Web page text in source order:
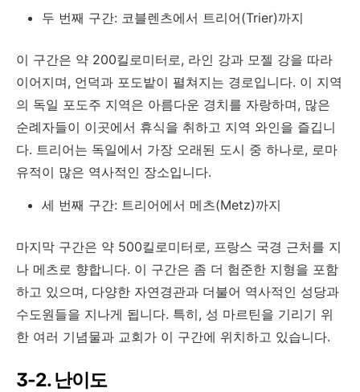
두 번째 구간: 코블렌츠에서 트리어(Trier)까지
이 구간은 약 200킬로미터로, 라인 강과 모젤 강을 따라
이어지며, 언덕과 포도밭이 펼쳐지는 경로입니다. 이 지역
의 독일 포도주 지역은 아름다운 경치를 자랑하며, 많은
순례자들이 이곳에서 휴식을 취하고 지역 와인을 즐깁니
다. 트리어는 독일에서 가장 오래된 도시 중 하나로, 로마
유적이 많은 역사적인 장소입니다.
세 번째 구간: 트리어에서 메츠(Metz)까지
마지막 구간은 약 500킬로미터로, 프랑스 국경 근처를 지
나 메츠로 향합니다. 이 구간은 좀 더 험준한 지형을 포함
하고 있으며, 다양한 자연경관과 더불어 역사적인 성당과
수도원들을 지나게 됩니다. 특히, 성 마르틴을 기리기 위
한 여러 기념물과 교회가 이 구간에 위치하고 있습니다.
3-2. 난이도